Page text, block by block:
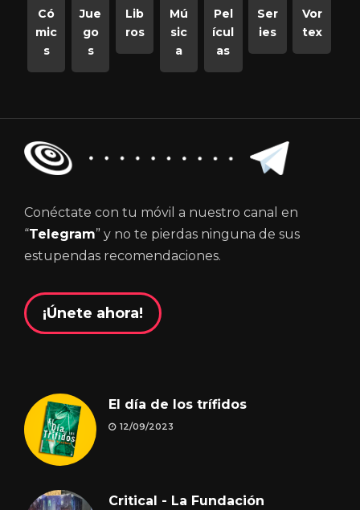
Có
mic
s
Jue
go
s
Lib
ros
Mú
sic
a
Pel
ícul
as
Ser
ies
Vor
tex
Conéctate con tu móvil a nuestro canal en
“Telegram” y no te pierdas ninguna de sus
estupendas recomendaciones.
¡Únete ahora!
El día de los trífidos
12/09/2023
Critical - La Fundación